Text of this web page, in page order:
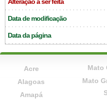
Alteração a ser feita
Data de modificação
Data da página
Acre
Alagoas
Amapá
Mato
Mato